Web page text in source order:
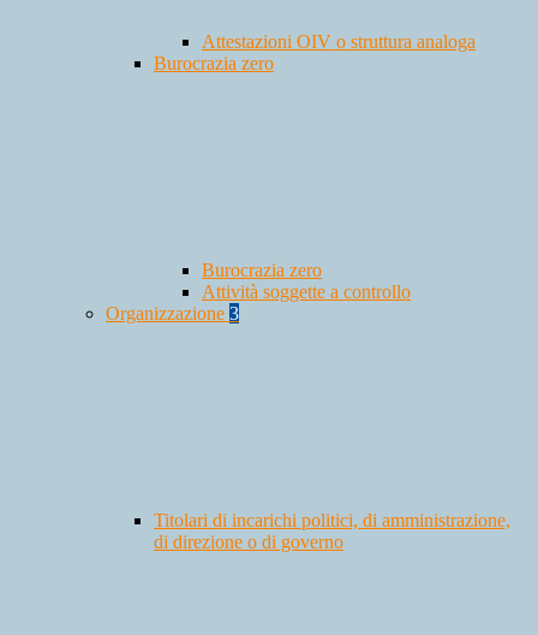
Attestazioni OIV o struttura analoga
Burocrazia zero
Burocrazia zero
Attività soggette a controllo
Organizzazione 3
Titolari di incarichi politici, di amministrazione,
di direzione o di governo